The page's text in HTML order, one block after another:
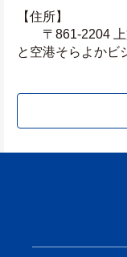
【住所】
〒861-2204 上
と空港そらよかビ